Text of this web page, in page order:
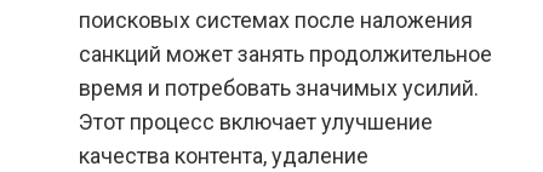
поисковых системах после наложения
санкций может занять продолжительное
время и потребовать значимых усилий.
Этот процесс включает улучшение
качества контента, удаление